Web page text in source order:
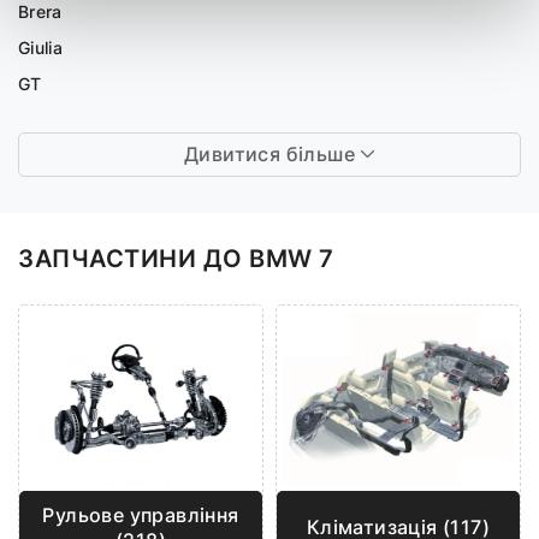
Brera
Giulia
GT
Дивитися більше
ЗАПЧАСТИНИ ДО BMW 7
Рульове управління
Кліматизація (117)